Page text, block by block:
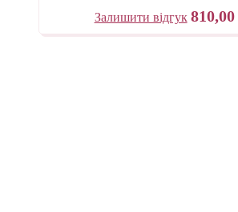
Італія
Залишити відгук 810,00